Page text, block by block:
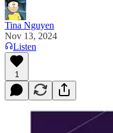
Tina Nguyen
Nov 13, 2024
Listen
1